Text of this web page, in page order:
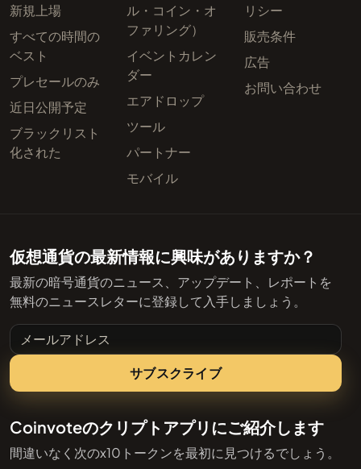
新規上場
すべての時間の
ベスト
プレセールのみ
近日公開予定
ブラックリスト
化された
ル・コイン・オ
ファリング）
イベントカレン
ダー
エアドロップ
ツール
パートナー
モバイル
リシー
販売条件
広告
お問い合わせ
仮想通貨の最新情報に興味がありますか？
最新の暗号通貨のニュース、アップデート、レポートを
無料のニュースレターに登録して入手しましょう。
メールアドレス
サブスクライブ
Coinvoteのクリプトアプリにご紹介します
間違いなく次のx10トークンを最初に見つけるでしょう。